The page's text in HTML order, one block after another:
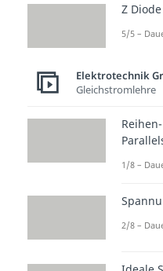
Der
Platte
Gesetz
Z
5/5 –
Elektrotechnik
Gleichstromlehre
1/8 –
2/8 –